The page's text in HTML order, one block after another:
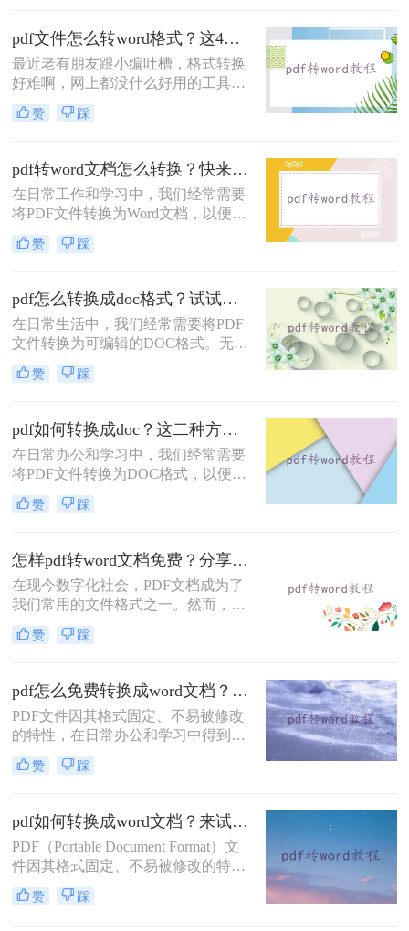
新排版。那么pdf文件如何转成word文
件格式呢？本文将介绍两种将PDF转
换为Word文件格式的方法。
pdf文件怎么转word格式？这4个方法让你轻松搞定！
最近老有朋友跟小编吐槽，格式转换
好难啊，网上都没什么好用的工具，
想要将一份PDF格式的文档转换成
Word文档，但是试过很多软件了，转
排版格式都乱了，文字也有出错的。
有没有好一点的pdf文件怎么转word格
式软件呢？好软件当然是有的，就看
你有没有这个运气遇到了。给大家介
绍一下转转大师PDF转换器，不管是
在线转换格式还是客户端转换格式，
赞 踩
pdf转word文档怎么转换？快来试试这三种实用方法！
在日常工作和学习中，我们经常需要
将PDF文件转换为Word文档，以便进
行编辑和修改。那么pdf转word文档怎
么转换呢？本文将介绍三种常用的
赞 踩
pdf怎么转换成doc格式？试试这三种常见转换方法！
在日常生活中，我们经常需要将PDF
文件转换为可编辑的DOC格式。无论
是为了修改内容、复制文本还是进行
格式调整，掌握PDF转DOC的方法都
doc格式呢？本文将介绍三种常见的
PDF转DOC的方法。
赞 踩
pdf如何转换成doc？这二种方法轻易转换！
在日常办公和学习中，我们经常需要
将PDF文件转换为DOC格式，以便于
编辑和修改。那么pdf如何转换成doc
呢？本文将介绍两种常用的PDF转
DOC的转换。
赞 踩
怎样pdf转word文档免费？分享三种简单易学的转换方法！
在现今数字化社会，PDF文档成为了
我们常用的文件格式之一。然而，有
时我们需要对PDF文档进行编辑或修
订，这时候将其转换为Word文档就尤
具，但它们大多需要付费才能使用。
那么，怎样pdf转word文档免费呢？在
本文中，将向您详细介绍几种免费转
换方法。
赞 踩
pdf怎么免费转换成word文档？这三个方法教你轻松搞定！
PDF文件因其格式固定、不易被修改
的特性，在日常办公和学习中得到了
广泛应用。然而，有时我们需要对
PDF文件内容进行编辑或修改，这就
文档。那么pdf怎么免费转换成word文
档呢？本文将介绍三种免费将PDF转
换为Word文档的方法。
赞 踩
pdf如何转换成word文档？来试试这二个转换方法！
PDF（Portable Document Format）文
件因其格式固定、不易被修改的特
点，在日常工作和学习中得到了广泛
应用。然而，在某些情况下，我们可
赞 踩